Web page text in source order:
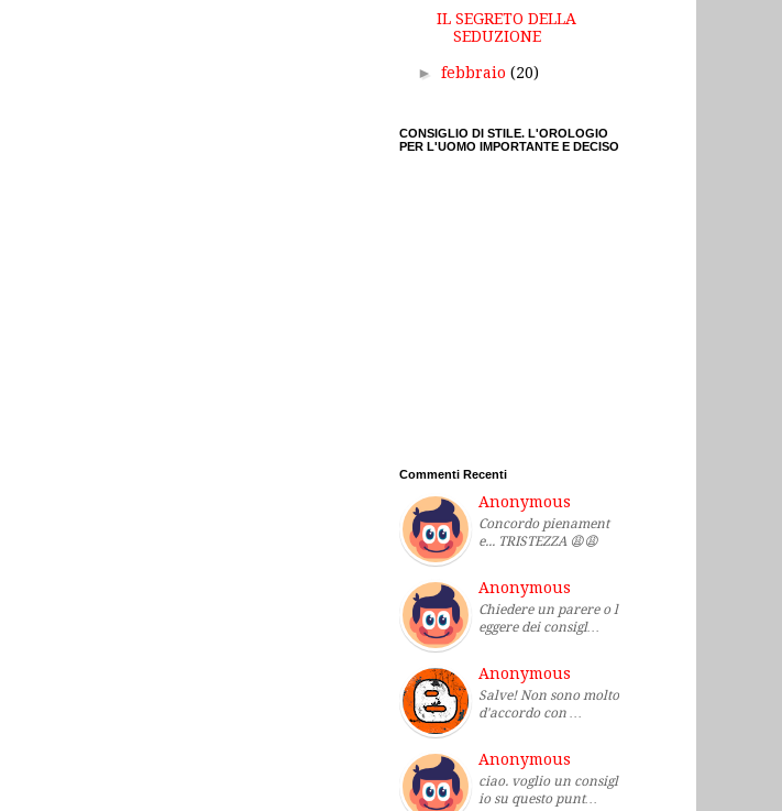
IL SEGRETO DELLA
SEDUZIONE
►febbraio(20)
CONSIGLIO DI STILE. L'OROLOGIO
PER L'UOMO IMPORTANTE E DECISO
Commenti Recenti
Anonymous
Concordo pienament
e... TRISTEZZA 😩😩
Anonymous
Chiedere un parere o l
eggere dei consigl…
Anonymous
Salve! Non sono molto
d'accordo con …
Anonymous
ciao. voglio un consigl
io su questo punt…